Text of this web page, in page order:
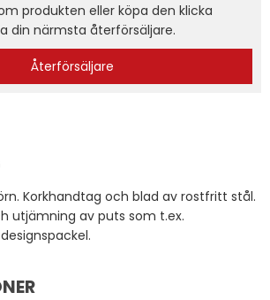
produkten eller köpa den klicka
din närmsta återförsäljare.
Återförsäljare
Korkhandtag och blad av rostfritt stål.
utjämning av puts som t.ex.